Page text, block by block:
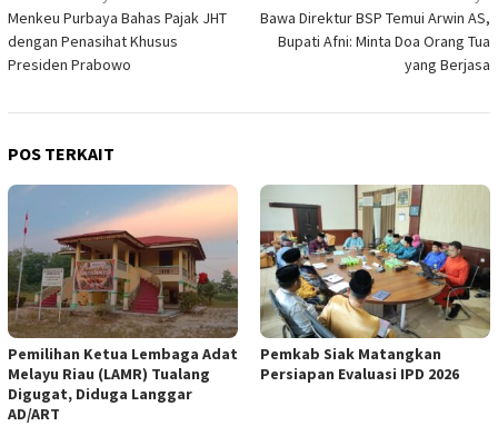
pos
Menkeu Purbaya Bahas Pajak JHT
dengan Penasihat Khusus
Presiden Prabowo
Bawa Direktur BSP Temui Arwin AS,
Bupati Afni: Minta Doa Orang Tua
yang Berjasa
POS TERKAIT
Pemilihan Ketua Lembaga Adat
Melayu Riau (LAMR) Tualang
Digugat, Diduga Langgar
AD/ART
Pemkab Siak Matangkan
Persiapan Evaluasi IPD 2026